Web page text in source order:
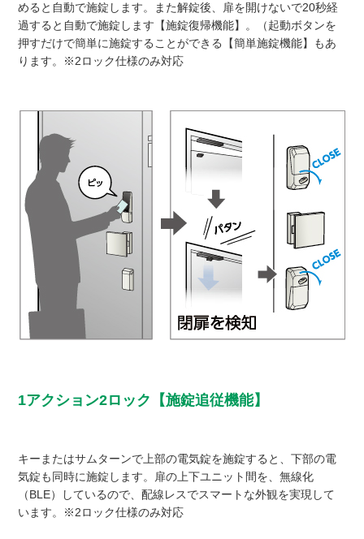
めると自動で施錠します。また解錠後、扉を開けないで20秒経
過すると自動で施錠します【施錠復帰機能】。（起動ボタンを
押すだけで簡単に施錠することができる【簡単施錠機能】もあ
ります。※2ロック仕様のみ対応
1アクション2ロック【施錠追従機能】
キーまたはサムターンで上部の電気錠を施錠すると、下部の電
気錠も同時に施錠します。扉の上下ユニット間を、無線化
（BLE）しているので、配線レスでスマートな外観を実現して
います。※2ロック仕様のみ対応